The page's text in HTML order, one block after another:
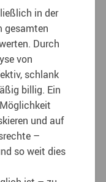
in der
gesamten
Durch
von
schlank
billig. Ein
und auf
–
so weit dies